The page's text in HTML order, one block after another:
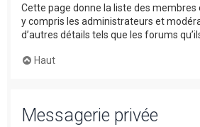
Cette page donne la liste des membres
y compris les administrateurs et
d’autres détails tels que les forums
Haut
Messagerie privée